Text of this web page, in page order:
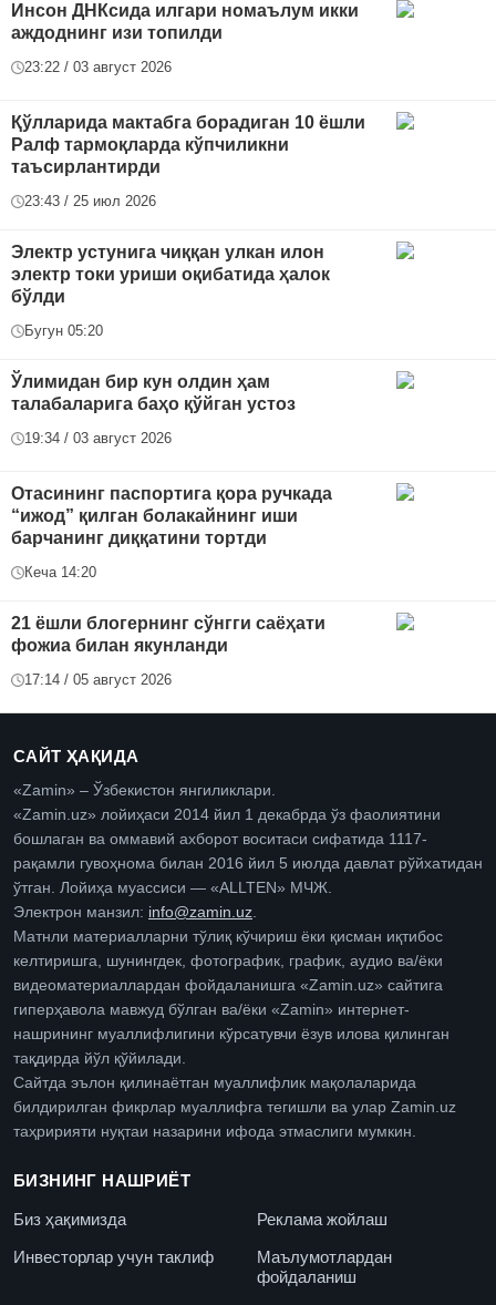
Инсон ДНКсида илгари номаълум икки
аждоднинг изи топилди
23:22 / 03 август 2026
Қўлларида мактабга борадиган 10 ёшли
Ралф тармоқларда кўпчиликни
таъсирлантирди
23:43 / 25 июл 2026
Электр устунига чиққан улкан илон
электр токи уриши оқибатида ҳалок
бўлди
Бугун 05:20
Ўлимидан бир кун олдин ҳам
талабаларига баҳо қўйган устоз
19:34 / 03 август 2026
Отасининг паспортига қора ручкада
“ижод” қилган болакайнинг иши
барчанинг диққатини тортди
Кеча 14:20
21 ёшли блогернинг сўнгги саёҳати
фожиа билан якунланди
17:14 / 05 август 2026
САЙТ ҲАҚИДА
«Zamin» – Ўзбекистон янгиликлари.
«Zamin.uz» лойиҳаси 2014 йил 1 декабрда ўз фаолиятини
бошлаган ва оммавий ахборот воситаси сифатида 1117-
рақамли гувоҳнома билан 2016 йил 5 июлда давлат рўйхатидан
ўтган. Лойиҳа муассиси — «ALLTEN» МЧЖ.
Электрон манзил: info@zamin.uz.
Матнли материалларни тўлиқ кўчириш ёки қисман иқтибос
келтиришга, шунингдек, фотографик, график, аудио ва/ёки
видеоматериаллардан фойдаланишга «Zamin.uz» сайтига
гиперҳавола мавжуд бўлган ва/ёки «Zamin» интернет-
нашрининг муаллифлигини кўрсатувчи ёзув илова қилинган
тақдирда йўл қўйилади.
Сайтда эълон қилинаётган муаллифлик мақолаларида
билдирилган фикрлар муаллифга тегишли ва улар Zamin.uz
таҳририяти нуқтаи назарини ифода этмаслиги мумкин.
БИЗНИНГ НАШРИЁТ
Биз ҳақимизда
Реклама жойлаш
Инвесторлар учун таклиф
Маълумотлардан
фойдаланиш